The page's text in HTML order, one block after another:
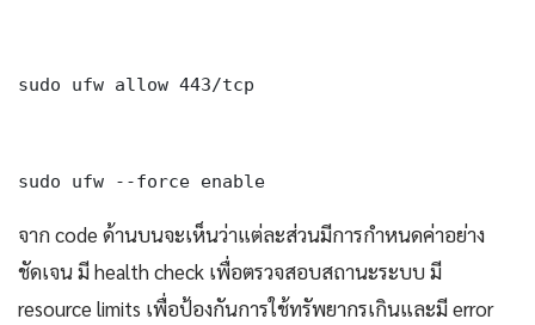
sudo ufw allow 443/tcp
sudo ufw --force enable
จาก code ด้านบนจะเห็นว่าแต่ละส่วนมีการกำหนดค่าอย่าง
ชัดเจน มี health check เพื่อตรวจสอบสถานะระบบ มี
resource limits เพื่อป้องกันการใช้ทรัพยากรเกินและมี error